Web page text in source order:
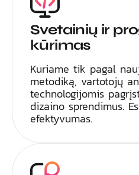
Svetainių ir
kūrimas
Kuriame tik pagal
metodiką, vartotojų
technologijomis
dizaino sprendimus.
efektyvumas.